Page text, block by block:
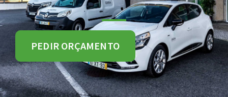
PEDIR ORÇAMENTO